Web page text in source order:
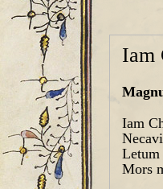
Iam
Iam
Letum
Mors